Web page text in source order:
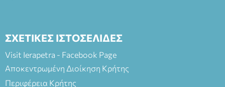
ΣΧΕΤΙΚΕΣ ΙΣΤΟΣΕΛΙΔΕΣ
Visit Ierapetra - Facebook Page
Αποκεντρωμένη Διοίκηση Κρήτης
Περιφέρεια Κρήτης